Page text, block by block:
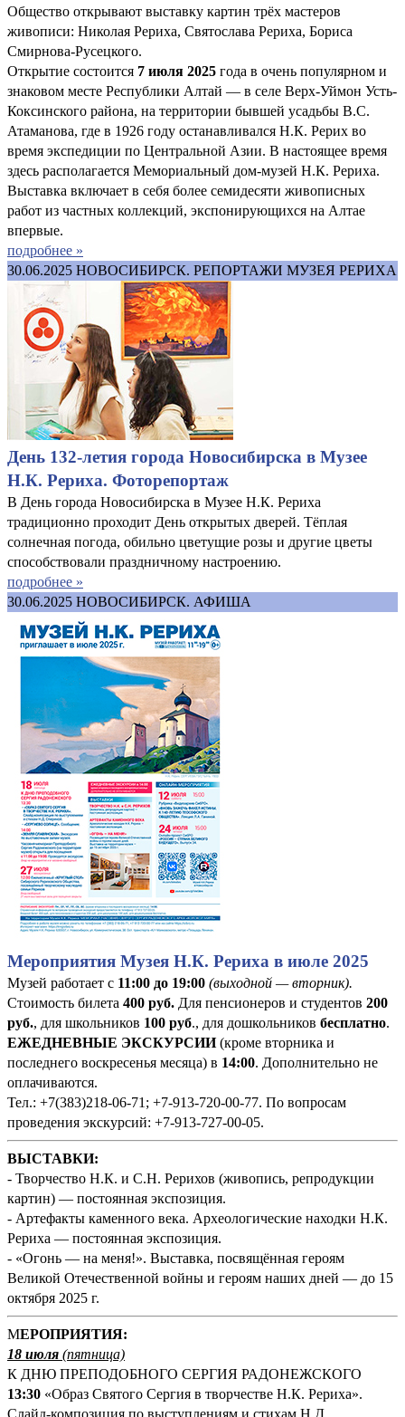
Общество открывают выставку картин трёх мастеров
живописи: Николая Рериха, Святослава Рериха, Бориса
Смирнова-Русецкого.
Открытие состоится 7 июля 2025 года в очень популярном и
знаковом месте Республики Алтай — в селе Верх-Уймон Усть-
Коксинского района, на территории бывшей усадьбы В.С.
Атаманова, где в 1926 году останавливался Н.К. Рерих во
время экспедиции по Центральной Азии. В настоящее время
здесь располагается Мемориальный дом-музей Н.К. Рериха.
Выставка включает в себя более семидесяти живописных
работ из частных коллекций, экспонирующихся на Алтае
впервые.
подробнее »
30.06.2025 НОВОСИБИРСК. РЕПОРТАЖИ МУЗЕЯ РЕРИХА
День 132-летия города Новосибирска в Музее
Н.К. Рериха. Фоторепортаж
В День города Новосибирска в Музее Н.К. Рериха
традиционно проходит День открытых дверей. Тёплая
солнечная погода, обильно цветущие розы и другие цветы
способствовали праздничному настроению.
подробнее »
30.06.2025 НОВОСИБИРСК. АФИША
Мероприятия Музея Н.К. Рериха в июле 2025
Музей работает с 11:00 до 19:00 (выходной — вторник).
Стоимость билета 400 руб. Для пенсионеров и студентов 200
руб., для школьников 100 руб., для дошкольников бесплатно.
ЕЖЕДНЕВНЫЕ ЭКСКУРСИИ(кроме вторника и
последнего воскресенья месяца) в 14:00. Дополнительно не
оплачиваются.
Тел.: +7(383)218-06-71; +7-913-720-00-77. По вопросам
проведения экскурсий: +7-913-727-00-05.
ВЫСТАВКИ:
- Творчество Н.К. и С.Н. Рерихов (живопись, репродукции
картин) — постоянная экспозиция.
- Артефакты каменного века. Археологические находки Н.К.
Рериха — постоянная экспозиция.
- «Огонь — на меня!». Выставка, посвящённая героям
Великой Отечественной войны и героям наших дней — до 15
октября 2025 г.
МЕРОПРИЯТИЯ:
18 июля (пятница)
К ДНЮ ПРЕПОДОБНОГО СЕРГИЯ РАДОНЕЖСКОГО
13:30 «Образ Святого Сергия в творчестве Н.К. Рериха».
Слайд-композиция по выступлениям и стихам Н.Д.